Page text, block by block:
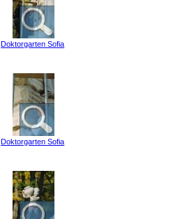
Doktorgarten Sofia
Doktorgarten Sofia